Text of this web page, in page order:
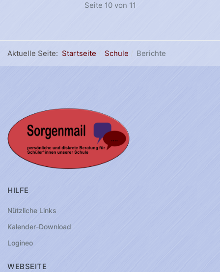
Seite 10 von 11
Aktuelle Seite: Startseite Schule Berichte
HILFE
Nützliche Links
Kalender-Download
Logineo
WEBSEITE